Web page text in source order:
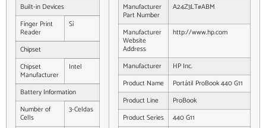
Built-in Devices
Finger Print
Reader
Sí
Chipset
Chipset
Manufacturer
Intel
Battery Information
Number of
Cells
3-Celdas
Manufacturer
Part Number
A24Z3LT#ABM
Manufacturer
Website
Address
http://www.hp.com
Manufacturer
HP Inc.
Product Name
Portátil ProBook 440 G11
Product Line
ProBook
Product Series
440 G11